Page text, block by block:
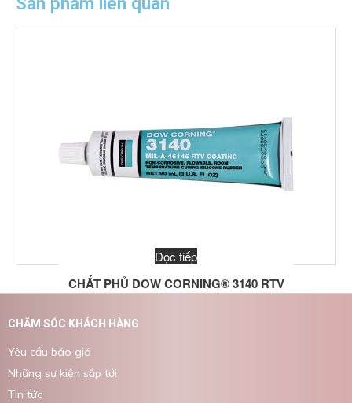
CHẤT PHỦ DOW CORNING® 3140 RTV
Đọc tiếp
CHĂM SÓC KHÁCH HÀNG
Yêu cầu báo giá
Những sự kiện sắp tới
Tin tức